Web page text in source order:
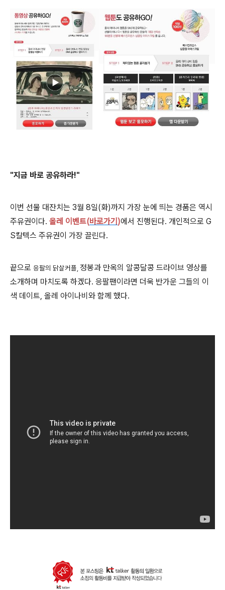
"지금 바로 공유하라!"
이번 선물 대잔치는 3월 8일(화)까지 가장 눈에 띄는 경품은 역시
주유권이다. 올레 이벤트(바로가기 )에서 진행된다. 개인적으로 G
S칼텍스 주유권이 가장 끌린다.
끝으로 응팔의 닭살커플, 정봉과 만옥의 알콩달콩 드라이브 영상를
소개하며 마치도록 하겠다. 응팔팬이라면 더욱 반가운 그들의 이
색 데이트, 올레 아이나비와 함께 했다.